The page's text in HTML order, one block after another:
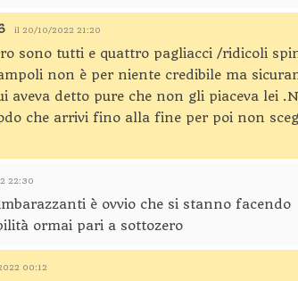
il 20/10/2022 21:20
sono tutti e quattro pagliacci /ridicoli
non è per niente credibile ma
detto pure che non gli piaceva lei
che arrivi fino alla fine per poi non
22:30
è ovvio che si stanno facendo
ormai pari a sottozero
00:12